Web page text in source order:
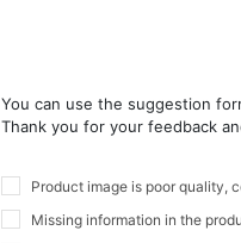
You can use the suggestion
Thank you for your feedback
Product image is poor quality,
Missing information in the